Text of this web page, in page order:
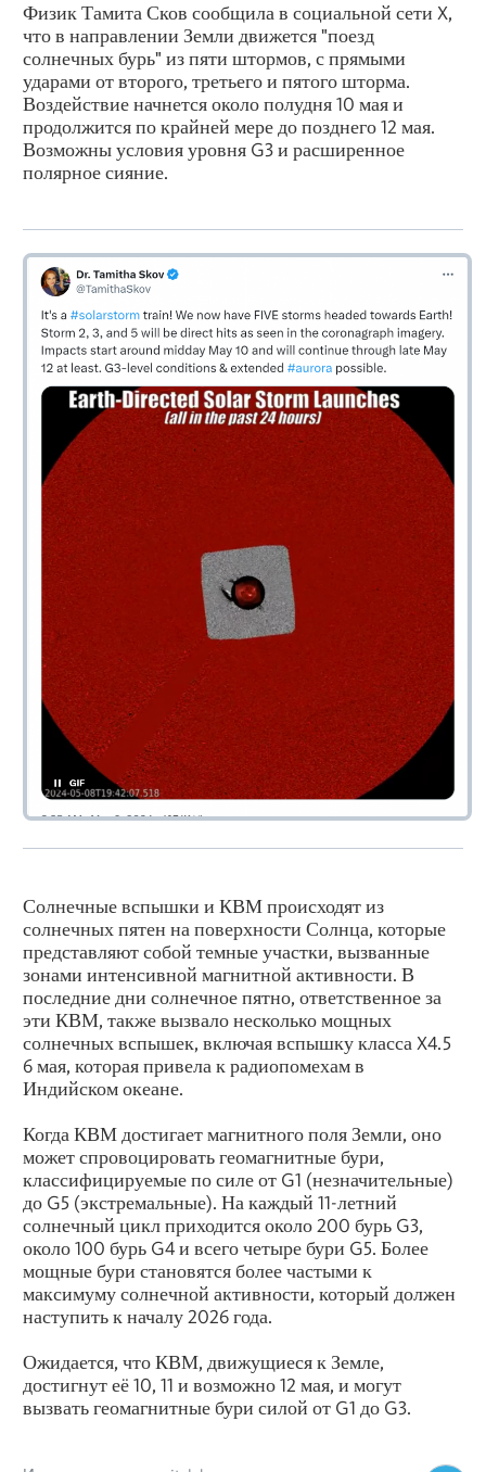
Физик Тамита Сков сообщила в социальной сети X,
что в направлении Земли движется "поезд
солнечных бурь" из пяти штормов, с прямыми
ударами от второго, третьего и пятого шторма.
Воздействие начнется около полудня 10 мая и
продолжится по крайней мере до позднего 12 мая.
Возможны условия уровня G3 и расширенное
полярное сияние.
Солнечные вспышки и КВМ происходят из
солнечных пятен на поверхности Солнца, которые
представляют собой темные участки, вызванные
зонами интенсивной магнитной активности. В
последние дни солнечное пятно, ответственное за
эти КВМ, также вызвало несколько мощных
солнечных вспышек, включая вспышку класса X4.5
6 мая, которая привела к радиопомехам в
Индийском океане.
Когда КВМ достигает магнитного поля Земли, оно
может спровоцировать геомагнитные бури,
классифицируемые по силе от G1 (незначительные)
до G5 (экстремальные). На каждый 11-летний
солнечный цикл приходится около 200 бурь G3,
около 100 бурь G4 и всего четыре бури G5. Более
мощные бури становятся более частыми к
максимуму солнечной активности, который должен
наступить к началу 2026 года.
Ожидается, что КВМ, движущиеся к Земле,
достигнут её 10, 11 и возможно 12 мая, и могут
вызвать геомагнитные бури силой от G1 до G3.